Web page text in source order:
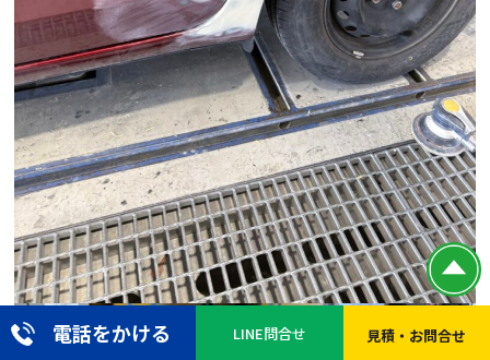
電話をかける LINE問合せ 見積・お問合せ